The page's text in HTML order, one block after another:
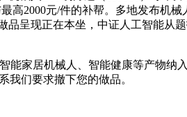
高2000元/件的补帮。多地发布机
呈现正在本坐，中证人工智能从
家居机械人、智能健康等产物纳
我们要求撤下您的做品。